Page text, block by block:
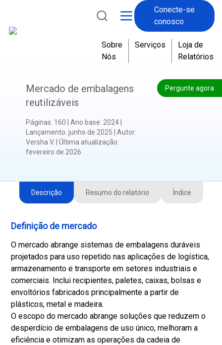
Conecte-se
conosco
Sobre
Nós
Serviços
Loja de
Relatórios
Pergunte agora
Mercado de embalagens
reutilizáveis
Páginas: 160 Ano base: 2024
Lançamento: junho de 2025 Autor:
Versha V.
Última atualização:
fevereiro de 2026
Descrição Resumo do relatório Índice
Definição de mercado
O mercado abrange sistemas de embalagens duráveis ​​
projetados para uso repetido nas aplicações de logística,
armazenamento e transporte em setores industriais e
comerciais. Inclui recipientes, paletes, caixas, bolsas e
envoltórios fabricados principalmente a partir de
plásticos, metal e madeira.
O escopo do mercado abrange soluções que reduzem o
desperdício de embalagens de uso único, melhoram a
eficiência e otimizam as operações da cadeia de